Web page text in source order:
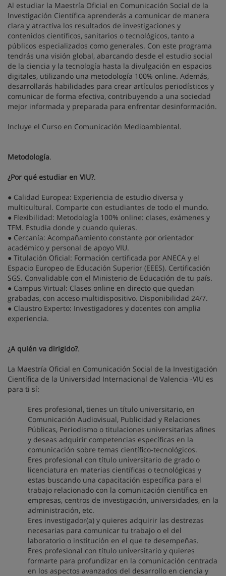
Al estudiar la Maestría Oficial en Comunicación Social de la
Investigación Científica aprenderás a comunicar de manera
clara y atractiva los resultados de investigaciones y
contenidos científicos, sanitarios o tecnológicos, tanto a
públicos especializados como generales. Con este programa
tendrás una visión global, abarcando desde el estudio social
de la ciencia y la tecnología hasta la divulgación en espacios
digitales, utilizando una metodología 100% online. Además,
desarrollarás habilidades para crear artículos periodísticos y
comunicar de forma efectiva, contribuyendo a una sociedad
mejor informada y preparada para enfrentar desinformación.
Incluye el Curso en Comunicación Medioambiental.
Metodología.
¿Por qué estudiar en VIU?.
● Calidad Europea: Experiencia de estudio diversa y
multicultural. Comparte con estudiantes de todo el mundo.
● Flexibilidad: Metodología 100% online: clases, exámenes y
TFM. Estudia donde y cuando quieras.
● Cercanía: Acompañamiento constante por orientador
académico y personal de apoyo VIU.
● Titulación Oficial: Formación certificada por ANECA y el
Espacio Europeo de Educación Superior (EEES). Certificación
SGS. Convalidable con el Ministerio de Educación de tu país.
● Campus Virtual: Clases online en directo que quedan
grabadas, con acceso multidispositivo. Disponibilidad 24/7.
● Claustro Experto: Investigadores y docentes con amplia
experiencia.
¿A quién va dirigido?.
La Maestría Oficial en Comunicación Social de la Investigación
Científica de la Universidad Internacional de Valencia -VIU es
para ti sí:
Eres profesional, tienes un título universitario, en
Comunicación Audiovisual, Publicidad y Relaciones
Públicas, Periodismo o titulaciones universitarias afines
y deseas adquirir competencias específicas en la
comunicación sobre temas científico-tecnológicos.
Eres profesional con título universitario de grado o
licenciatura en materias científicas o tecnológicas y
estas buscando una capacitación específica para el
trabajo relacionado con la comunicación científica en
empresas, centros de investigación, universidades, en la
administración, etc.
Eres investigador(a) y quieres adquirir las destrezas
necesarias para comunicar tu trabajo o el del
laboratorio o institución en el que te desempeñas.
Eres profesional con título universitario y quieres
formarte para profundizar en la comunicación centrada
en los aspectos avanzados del desarrollo en ciencia y